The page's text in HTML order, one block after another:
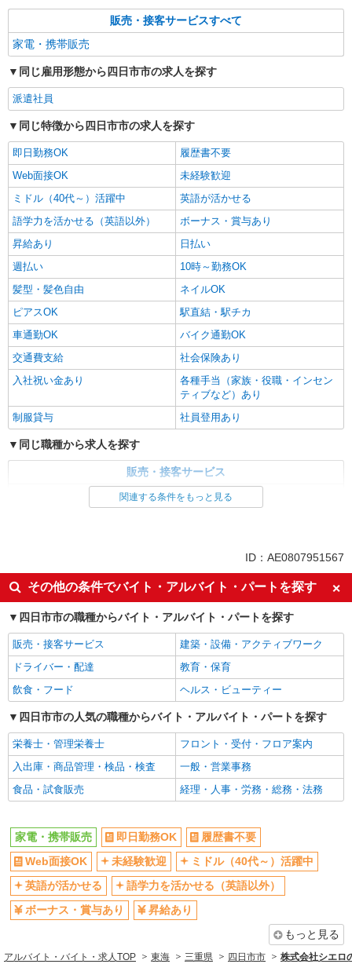
販売・接客サービスすべて
家電・携帯販売
同じ雇用形態から四日市市の求人を探す
派遣社員
同じ特徴から四日市市の求人を探す
即日勤務OK
履歴書不要
Web面接OK
未経験歓迎
ミドル（40代～）活躍中
英語が活かせる
語学力を活かせる（英語以外）
ボーナス・賞与あり
昇給あり
日払い
週払い
10時～勤務OK
髪型・髪色自由
ネイルOK
ピアスOK
駅直結・駅チカ
車通勤OK
バイク通勤OK
交通費支給
社会保険あり
入社祝い金あり
各種手当（家族・役職・インセン
ティブなど）あり
制服貸与
社員登用あり
同じ職種から求人を探す
販売・接客サービス
英語が活かせる
ボーナス・賞与あり
日払い
車通勤OK
交通費支給
社会保険あり
社員登用あり
関連する条件をもっと見る
ID：AE0807951567
その他の条件でバイト・アルバイト・パートを探す
四日市市の職種からバイト・アルバイト・パートを探す
販売・接客サービス
建築・設備・アクティブワーク
ドライバー・配達
教育・保育
飲食・フード
ヘルス・ビューティー
四日市市の人気の職種からバイト・アルバイト・パートを探す
栄養士・管理栄養士
フロント・受付・フロア案内
入出庫・商品管理・検品・検査
一般・営業事務
食品・試食販売
経理・人事・労務・総務・法務
家電・携帯販売 即日勤務OK
履歴書不要
Web面接OK
未経験歓迎
ミドル（40代～）活躍中
英語が活かせる
語学力を活かせる（英語以外）
ボーナス・賞与あり
昇給あり
もっと見る
アルバイト・バイト・求人TOP 東海 三重県 四日市市 株式会社シエロ